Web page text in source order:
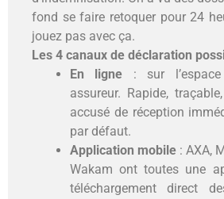
fond se faire retoquer pour 24
jouez pas avec ça.
Les 4 canaux de déclaration
En ligne : sur
assureur. Rapide,
accusé de réception
par défaut.
Application mobile : AXA,
Wakam ont toutes une
téléchargement direct